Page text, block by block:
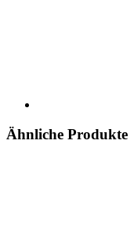
Ähnliche Produkte